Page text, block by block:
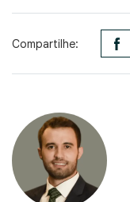
Compartilhe: